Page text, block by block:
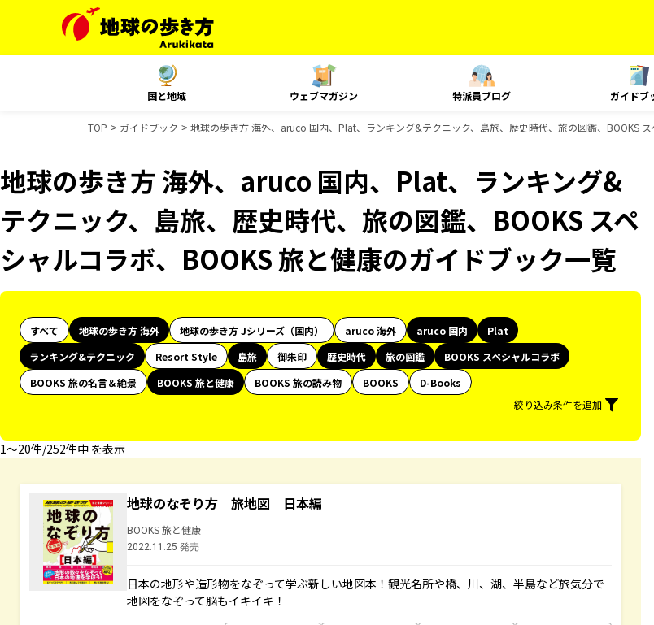
国と地域 ウェブマガジン 特派員ブログ ガイドブ
TOP ガイドブック 地球の歩き方 海外、aruco 国内、Plat、ランキング&テクニック、島旅、歴史時代、旅の図鑑、BOOKS
地球の歩き方 海外、aruco 国内、Plat、ランキング&
テクニック、島旅、歴史時代、旅の図鑑、BOOKS スペ
シャルコラボ、BOOKS 旅と健康のガイドブック一覧
すべて 地球の歩き方 海外 地球の歩き方 Jシリーズ（国内） aruco 海外 aruco 国内
Plat
ランキング&テクニック
Resort Style 島旅 御朱印 歴史時代 旅の図鑑
BOOKS スペシャルコラボ
BOOKS 旅の名言＆絶景
BOOKS 旅と健康 BOOKS 旅の読み物 BOOKS
D-Books
絞り込み条件を追加
1〜20件/252件中 を表示
地球のなぞり方 旅地図 日本編
BOOKS 旅と健康
2022.11.25 発売
日本の地形や造形物をなぞって学ぶ新しい地図本！観光名所や橋、川、湖、半島など旅気分で
地図をなぞって脳もイキイキ！